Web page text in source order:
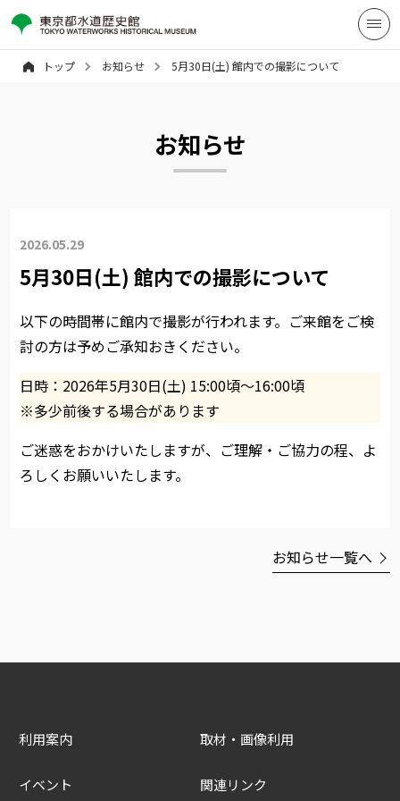
トップ お知らせ 5月30日(土) 館内での撮影について
お知らせ
2026.05.29
5月30日(土) 館内での撮影について
以下の時間帯に館内で撮影が行われます。ご来館をご検
討の方は予めご承知おきください。
日時：2026年5月30日(土) 15:00頃～16:00頃
※多少前後する場合があります
ご迷惑をおかけいたしますが、ご理解・ご協力の程、よ
ろしくお願いいたします。
お知らせ一覧へ
利用案内
イベント
取材・画像利用
関連リンク